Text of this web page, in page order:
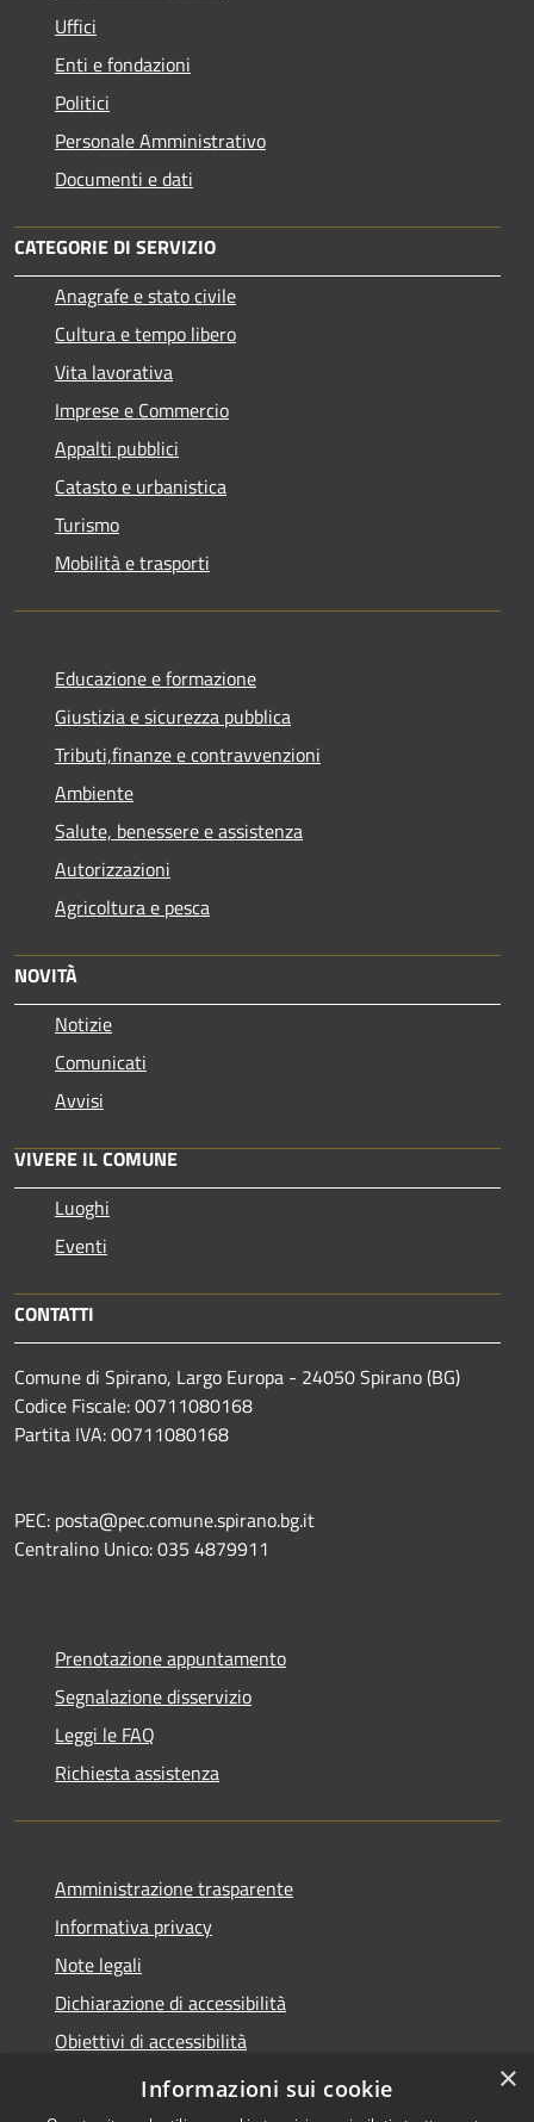
Uffici
Enti e fondazioni
Politici
Personale Amministrativo
Documenti e dati
CATEGORIE DI SERVIZIO
Anagrafe e stato civile
Cultura e tempo libero
Vita lavorativa
Imprese e Commercio
Appalti pubblici
Catasto e urbanistica
Turismo
Mobilità e trasporti
Educazione e formazione
Giustizia e sicurezza pubblica
Tributi,finanze e contravvenzioni
Ambiente
Salute, benessere e assistenza
Autorizzazioni
Agricoltura e pesca
NOVITÀ
Notizie
Comunicati
Avvisi
VIVERE IL COMUNE
Luoghi
Eventi
CONTATTI
Comune di Spirano, Largo Europa - 24050 Spirano (BG)
Codice Fiscale: 00711080168
Partita IVA: 00711080168
PEC: posta@pec.comune.spirano.bg.it
Centralino Unico: 035 4879911
Prenotazione appuntamento
Segnalazione disservizio
Leggi le FAQ
Richiesta assistenza
Amministrazione trasparente
Informativa privacy
Note legali
Dichiarazione di accessibilità
Obiettivi di accessibilità
Whistleblowing
×
Informazioni sui cookie